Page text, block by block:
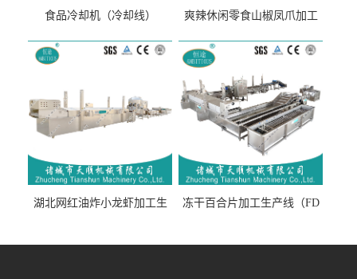
食品冷却机（冷却线）
爽辣休闲零食山椒凤爪加工
流水线）
湖北网红油炸小龙虾加工生
线）
冻干百合片加工生产线（FD
线）